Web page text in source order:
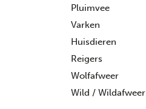
Pluimvee
Varken
Huisdieren
Reigers
Wolfafweer
Wild / Wildafweer